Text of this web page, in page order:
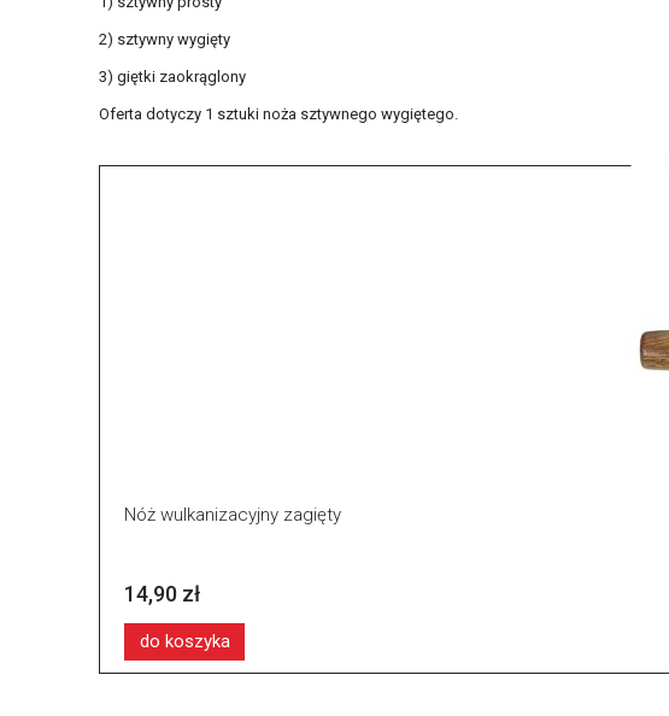
2) sztywny wygięty
3) giętki zaokrąglony
Oferta dotyczy 1 sztuki noża sztywnego wygiętego.
Nóż wulkanizacyjny zagięty
14,90 zł
do koszyka